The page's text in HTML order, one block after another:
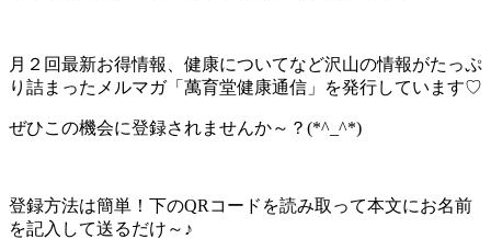
月２回最新お得情報、健康についてなど沢山の情報がたっぷ
り詰まったメルマガ「萬育堂健康通信」を発行しています♡
ぜひこの機会に登録されませんか～？(*^_^*)
登録方法は簡単！下のQRコードを読み取って本文にお名前
を記入して送るだけ～♪